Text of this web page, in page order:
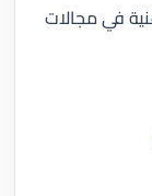
في مجالات